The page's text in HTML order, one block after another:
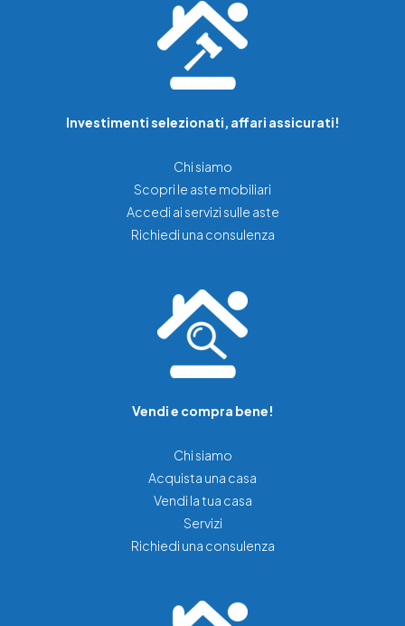
Investimenti selezionati, affari assicurati!
Chi siamo
Scopri le aste mobiliari
Accedi ai servizi sulle aste
Richiedi una consulenza
Vendi e compra bene!
Chi siamo
Acquista una casa
Vendi la tua casa
Servizi
Richiedi una consulenza